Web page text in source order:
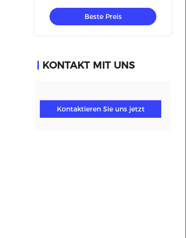
Weltglasschiebetüren
Beste Preis
KONTAKT MIT UNS
Kontaktieren Sie uns jetzt